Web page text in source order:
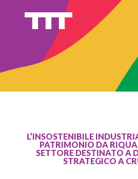
L’INSOSTENIBILE
PATRIMONIO DA
SETTORE DESTINATO A
STRATEGICO A